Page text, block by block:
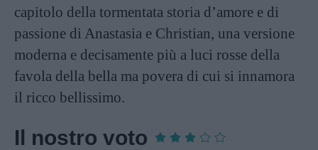
capitolo della tormentata storia d’amore e di
passione di Anastasia e Christian, una versione
moderna e decisamente più a luci rosse della
favola della bella ma povera di cui si innamora
il ricco bellissimo.
Il nostro voto